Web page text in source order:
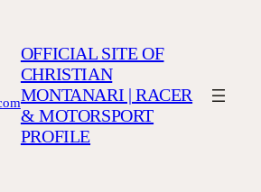
OFFICIAL SITE OF
CHRISTIAN
MONTANARI | RACER
& MOTORSPORT
PROFILE